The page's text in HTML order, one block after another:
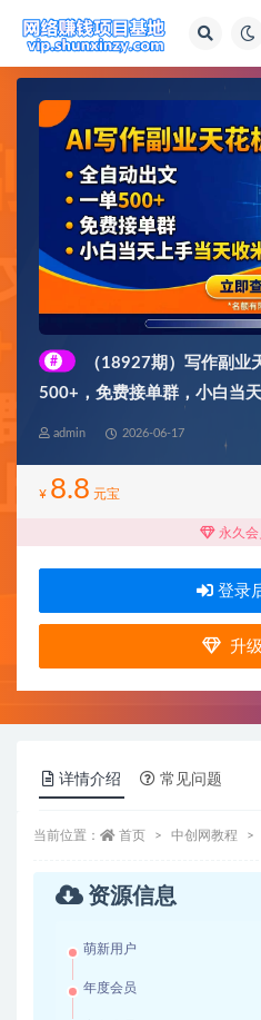
#
（18927期）写作副业
500+，免费接单群，小白当
admin 2026-06-17
¥ 8.8 元宝
永久会
登录
升
详情介绍 常见问题
当前位置： 首页 中创网教程
资源信息
萌新用户
年度会员